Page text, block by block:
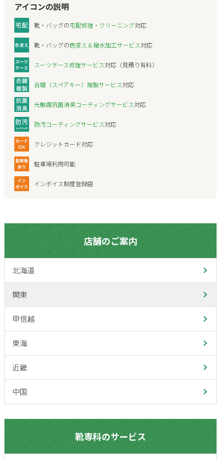
アイコンの説明
靴・バッグの宅配修理・クリーニング対応
靴・バッグの色変え＆撥水加工サービス対応
スーツケース修理サービス対応（見積り有料）
合鍵（スペアキー）複製サービス対応
光触媒抗菌消臭コーティングサービス対応
防汚コーティングサービス対応
クレジットカード対応
駐車場利用可能
インボイス制度登録店
店舗のご案内
北海道
関東
甲信越
東海
近畿
中国
靴専科のサービス